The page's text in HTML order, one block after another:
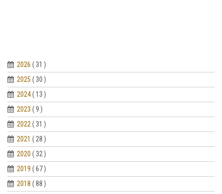
2026 ( 31 )
2025 ( 30 )
2024( 13 )
2023 ( 9 )
2022( 31 )
2021 ( 28 )
2020 ( 32 )
2019 ( 67 )
2018 ( 88 )